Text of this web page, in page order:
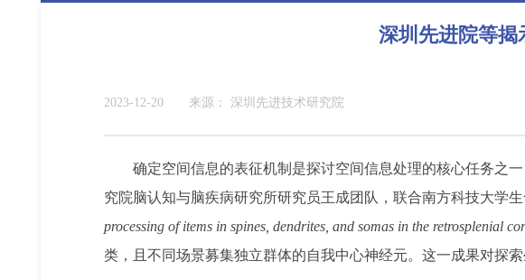
深圳先进院等揭
2023-12-20 来源： 深圳先进技术研究院
确定空间信息的表征机制是探讨空间信息处理的核心任务之
究院脑认知与脑疾病研究所研究员王成团队，联合南方科技大学
processing of items in spines, dendrites, and somas in the retrosplenial
类，且不同场景募集独立群体的自我中心神经元。这一成果对探